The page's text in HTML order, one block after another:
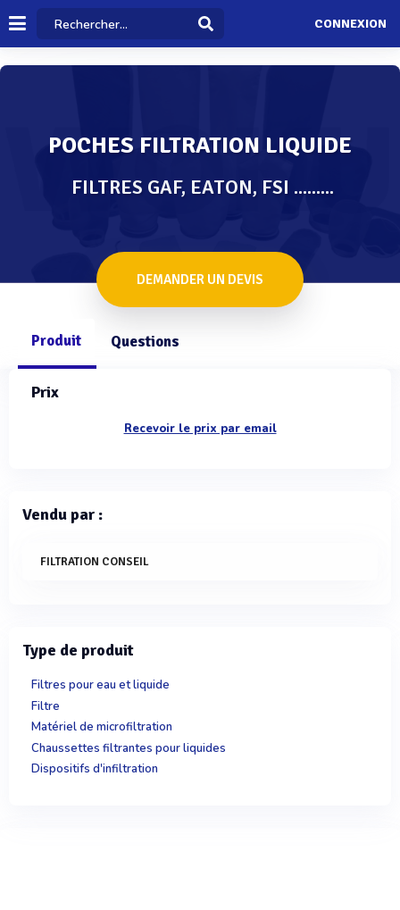
CONNEXION
POCHES FILTRATION LIQUIDE
FILTRES GAF, EATON, FSI .........
DEMANDER UN DEVIS
Produit Questions
Prix
Recevoir le prix par email
Vendu par :
FILTRATION CONSEIL
Type de produit
Filtres pour eau et liquide
Filtre
Matériel de microfiltration
Chaussettes filtrantes pour liquides
Dispositifs d'infiltration